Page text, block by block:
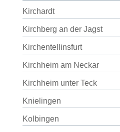
Kirchardt
Kirchberg an der Jagst
Kirchentellinsfurt
Kirchheim am Neckar
Kirchheim unter Teck
Knielingen
Kolbingen